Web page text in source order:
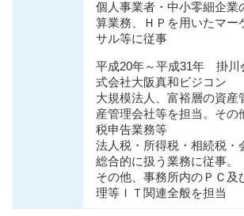
個人事業者・中小零細企業
算業務、ＨＰを用いたマー
サル等に従事
平成20年～平成31年 掛川
式会社大阪真和ビジコン
大規模法人、富裕層の資産
産管理会社等を担当。その
税申告業務等
法人税・所得税・相続税・
総合的に扱う業務に従事。
その他、事務所内のＰＣ及
理等ＩＴ関連全般を担当